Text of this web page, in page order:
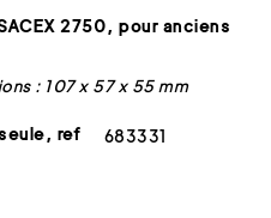
2750, pour anciens
: 107 x 57 x 55 mm
ref 683331